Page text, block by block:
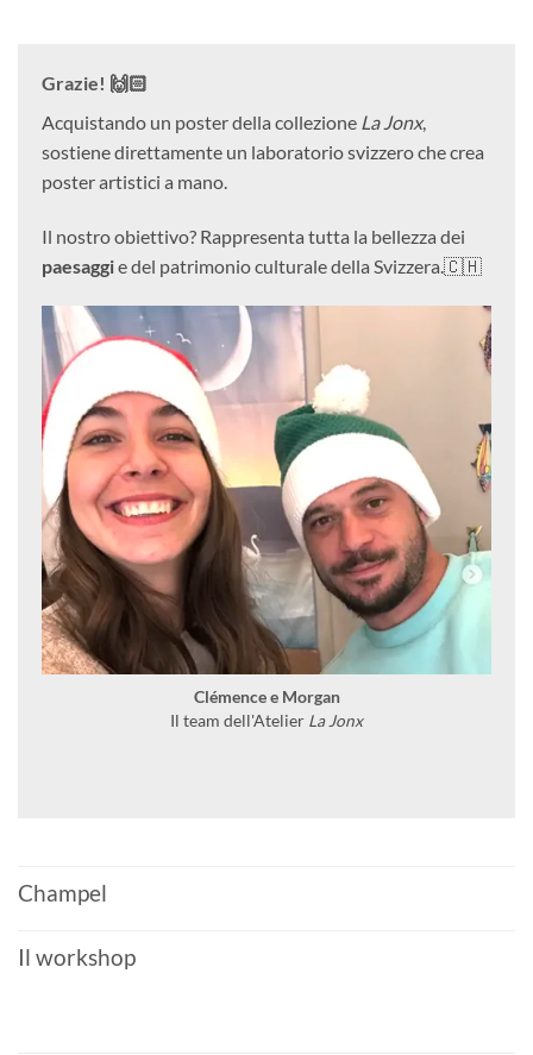
Grazie! 🙌🏻
Acquistando un poster della collezione La Jonx,
sostiene direttamente un laboratorio svizzero che crea
poster artistici a mano.
Il nostro obiettivo? Rappresenta tutta la bellezza dei
paesaggie del patrimonio culturale della Svizzera.🇨🇭
Clémence e Morgan
Il team dell'Atelier La Jonx
Champel
Il workshop